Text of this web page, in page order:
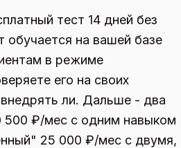
тест 14 дней без
обучается на вашей базе
в режиме
его на своих
ли. Дальше - два
500 ₽/мес с одним навыком
25 000 ₽/мес с двумя,